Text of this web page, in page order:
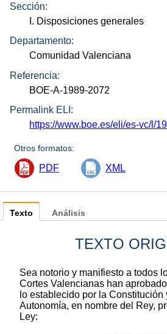
Sección:
I. Disposiciones generales
Departamento:
Comunidad Valenciana
Referencia:
BOE-A-1989-2072
Permalink ELI:
https://www.boe.es/eli/es-vc/l/
Otros formatos:
PDF XML
Texto
TEXTO
Sea notorio y manifiesto a todos
Cortes Valencianas han
lo establecido por la Constitución
Autonomía, en nombre del Rey,
Ley:
Análisis